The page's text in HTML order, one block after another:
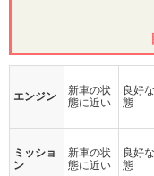
エンジン
新車の状
態に近い
良好
態
ミッショ
ン
新車の状
態に近い
良好
態